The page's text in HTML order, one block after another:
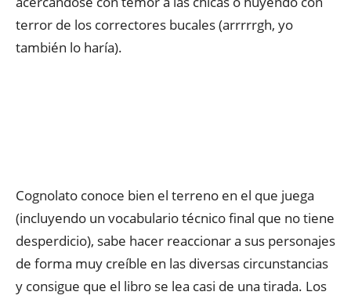
terror de los correctores bucales (arrrrrgh, yo
también lo haría).
Cognolato conoce bien el terreno en el que juega
(incluyendo un vocabulario técnico final que no tiene
desperdicio), sabe hacer reaccionar a sus personajes
de forma muy creíble en las diversas circunstancias
y consigue que el libro se lea casi de una tirada. Los